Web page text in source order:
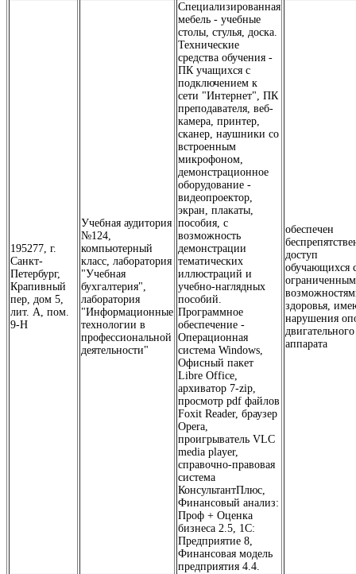
195277, г.
Санкт-
Петербург,
Крапивный
пер, дом 5,
лит. А, пом.
9-Н
Учебная аудитория
№124,
компьютерный
класс, лаборатория
"Учебная
бухгалтерия",
лаборатория
"Информационные
технологии в
профессиональной
деятельности"
Специализированная
мебель - учебные
столы, стулья, доска.
Технические
средства обучения -
ПК учащихся с
подключением к
сети "Интернет", ПК
преподавателя, веб-
камера, принтер,
сканер, наушники со
встроенным
микрофоном,
демонстрационное
оборудование -
видеопроектор,
экран, плакаты,
пособия, с
возможность
демонстрации
тематических
иллюстраций и
учебно-наглядных
пособий.
Программное
обеспечение -
Операционная
система Windows,
Офисный пакет
Libre Office,
архиватор 7-zip,
просмотр pdf файлов
Foxit Reader, браузер
Opera,
проигрыватель VLC
media player,
справочно-правовая
система
КонсультантПлюс,
Финансовый анализ:
Проф + Оценка
бизнеса 2.5, 1С:
Предприятие 8,
Финансовая модель
предприятия 4.4.
обеспечен
доступ
обучающихся
здоровья,
нарушения
двигательного
аппарата